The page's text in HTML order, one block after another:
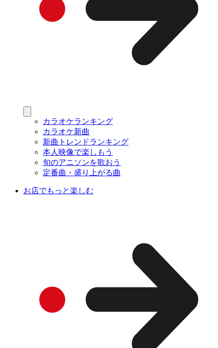
カラオケランキング
カラオケ新曲
新曲トレンドランキング
本人映像で楽しもう
旬のアニソンを歌おう
定番曲・盛り上がる曲
お店でもっと楽しむ